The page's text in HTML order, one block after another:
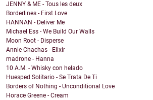
JENNY & ME - Tous les deux
Borderlines - First Love
HANNAN - Deliver Me
Michael Ess - We Build Our Walls
Moon Root - Disperse
Annie Chachas - Elixir
madrone - Hanna
10 A.M. - Whisky con helado
Huesped Solitario - Se Trata De Ti
Borders of Nothing - Unconditional Love
Horace Greene - Cream